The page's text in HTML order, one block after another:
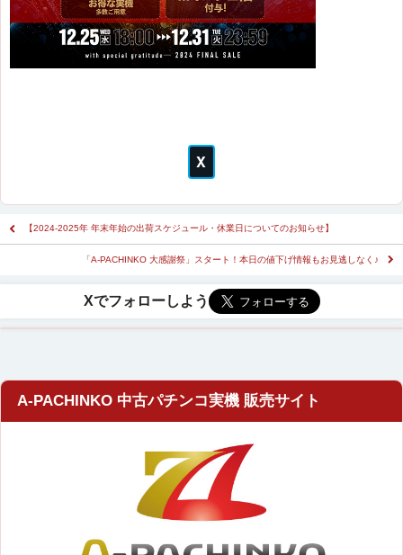
【2024-2025年 年末年始の出荷スケジュール・休業日についてのお知らせ】
「A-PACHINKO 大感謝祭」スタート！本日の値下げ情報もお見逃しなく♪
A-PACHINKO 中古パチンコ実機 販売サイト